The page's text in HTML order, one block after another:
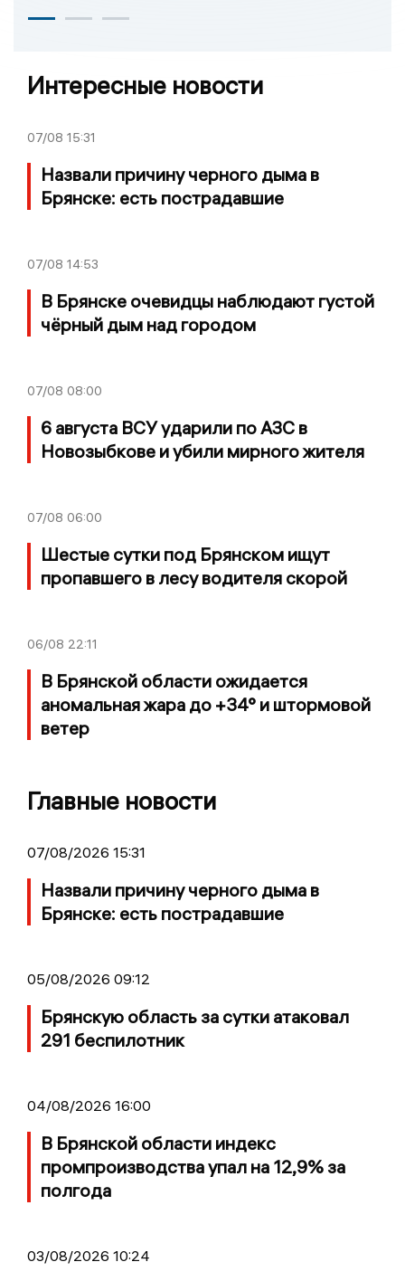
Интересные новости
07/08 15:31
Назвали причину черного дыма в
Брянске: есть пострадавшие
07/08 14:53
В Брянске очевидцы наблюдают густой
чёрный дым над городом
07/08 08:00
6 августа ВСУ ударили по АЗС в
Новозыбкове и убили мирного жителя
07/08 06:00
Шестые сутки под Брянском ищут
пропавшего в лесу водителя скорой
06/08 22:11
В Брянской области ожидается
аномальная жара до +34° и штормовой
ветер
Главные новости
07/08/2026 15:31
Назвали причину черного дыма в
Брянске: есть пострадавшие
05/08/2026 09:12
Брянскую область за сутки атаковал
291 беспилотник
04/08/2026 16:00
В Брянской области индекс
промпроизводства упал на 12,9% за
полгода
03/08/2026 10:24